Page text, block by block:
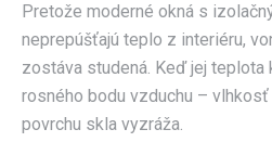
Pretože moderné okná s
neprepúšťajú teplo z interiéru,
zostáva studená. Keď jej
rosného bodu vzduchu –
povrchu skla vyzráža.